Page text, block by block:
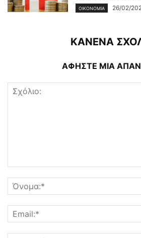
ΟΙΚΟΝΟΜΊΑ 26/02/
ΚΑΝΕΝΑ
ΑΦΗΣΤΕ ΜΙΑ